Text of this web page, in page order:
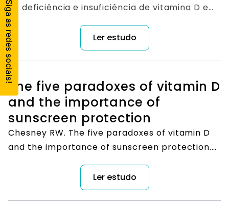
de deficiência e insuficiência de vitamina D e
sua correlação com PTH, marcadores de
remodelação óssea e densidade mineral óssea,
em pacientes ambulatoriais. Arq Bras
Endocrinol Metab, São Paulo, v. 52, n. 3, p. 482-
488, abr. 2008.
Ler estudo
The five paradoxes of vitamin D
and the importance of
sunscreen protection
Chesney RW. The five paradoxes of vitamin D
and the importance of sunscreen protection.
Ler estudo